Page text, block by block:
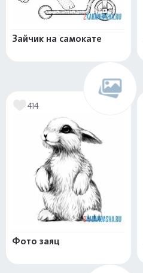
Зайчик на самокате
414
Фото заяц